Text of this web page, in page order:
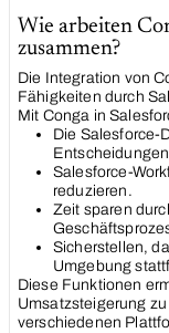
Wie arbeiten
zusammen?
Die Integration von
Fähigkeiten durch
Mit Conga in
Die Salesforce-
Salesforce-
reduzieren.
Zeit sparen
Sicherstellen,
Umgebung
Diese Funktionen
Umsatzsteigerung
verschiedenen